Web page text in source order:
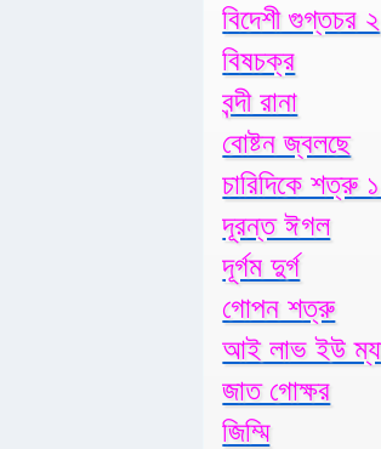
বিদেশী গুগ্তচর ২
বিষচক্র
বন্দী রানা
বোষ্টন জ্বলছে
চারিদিকে শত্রু
দূরন্ত ঈগল
দূর্গম দুর্গ
গোপন শত্রু
আই লাভ ইউ
জাত গোক্ষর
জিম্মি